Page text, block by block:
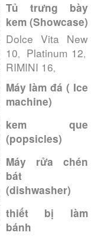
Tủ trưng bày
kem (Showcase)
Dolce Vita New
10, Platinum 12,
RIMINI 16,
Máy làm đá ( Ice
machine)
kem que
(popsicles)
Máy rửa chén
bát
(dishwasher)
thiết bị làm
bánh